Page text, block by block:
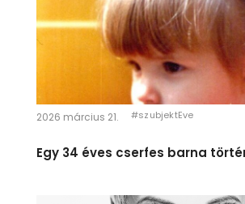
Ha megteheted, szánj erre egy
https://szubjekteve.hu/a-no-aki-
- 1 perc: Temu alkalmazás
felkiáltással)
De legalább a 35 perc kijött. A többit
Temut meghagyom a
2026 március 21. #szubjektEve
Egy 34 éves cserfes barna